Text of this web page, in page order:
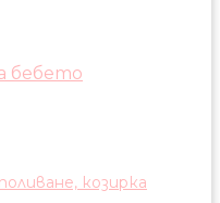
бебето
козирка